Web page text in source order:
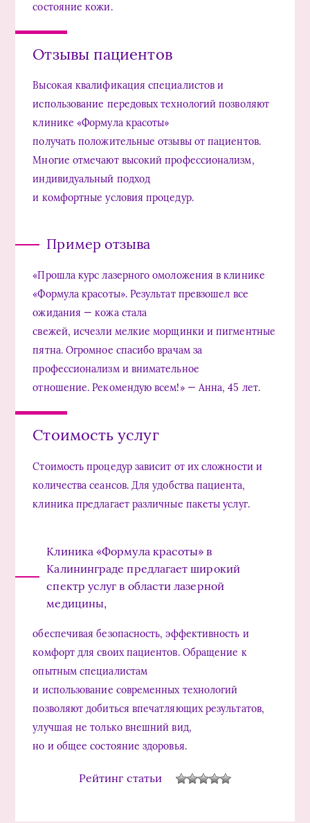
состояние кожи.
Отзывы пациентов
Высокая квалификация специалистов и
использование передовых технологий позволяют
клинике «Формула красоты»
получать положительные отзывы от пациентов.
Многие отмечают высокий профессионализм,
индивидуальный подход
и комфортные условия процедур.
Пример отзыва
«Прошла курс лазерного омоложения в клинике
«Формула красоты». Результат превзошел все
ожидания — кожа стала
свежей, исчезли мелкие морщинки и пигментные
пятна. Огромное спасибо врачам за
профессионализм и внимательное
отношение. Рекомендую всем!» — Анна, 45 лет.
Стоимость услуг
Стоимость процедур зависит от их сложности и
количества сеансов. Для удобства пациента,
клиника предлагает различные пакеты услуг.
Клиника «Формула красоты» в
Калининграде предлагает широкий
спектр услуг в области лазерной
медицины,
обеспечивая безопасность, эффективность и
комфорт для своих пациентов. Обращение к
опытным специалистам
и использование современных технологий
позволяют добиться впечатляющих результатов,
улучшая не только внешний вид,
но и общее состояние здоровья.
Рейтинг статьи